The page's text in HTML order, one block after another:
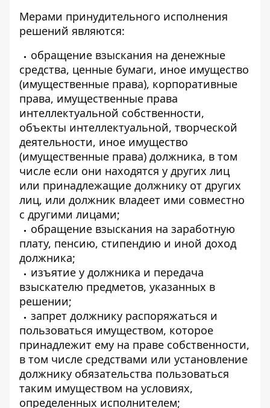
Мерами принудительного исполнения
решений являются:
обращение взыскания на денежные
средства, ценные бумаги, иное имущество
(имущественные права), корпоративные
права, имущественные права
интеллектуальной собственности,
объекты интеллектуальной, творческой
деятельности, иное имущество
(имущественные права) должника, в том
числе если они находятся у других лиц
или принадлежащие должнику от других
лиц, или должник владеет ими совместно
с другими лицами;
обращение взыскания на заработную
плату, пенсию, стипендию и иной доход
должника;
изъятие у должника и передача
взыскателю предметов, указанных в
решении;
запрет должнику распоряжаться и
пользоваться имуществом, которое
принадлежит ему на праве собственности,
в том числе средствами или установление
должнику обязательства пользоваться
таким имуществом на условиях,
определенных исполнителем;